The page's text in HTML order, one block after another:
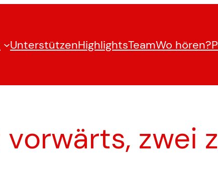
UnterstützenHighlightsTeamWo hören?
zwei